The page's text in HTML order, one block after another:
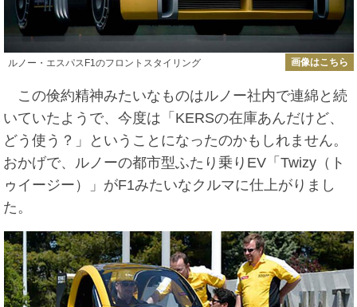
ルノー・エスパスF1のフロントスタイリング 画像はこちら
この倹約精神みたいなものはルノー社内で連綿と続
いていたようで、今度は「KERSの在庫あんだけど、
どう使う？」ということになったのかもしれません。
おかげで、ルノーの都市型ふたり乗りEV「Twizy（ト
ゥイージー）」がF1みたいなクルマに仕上がりまし
た。